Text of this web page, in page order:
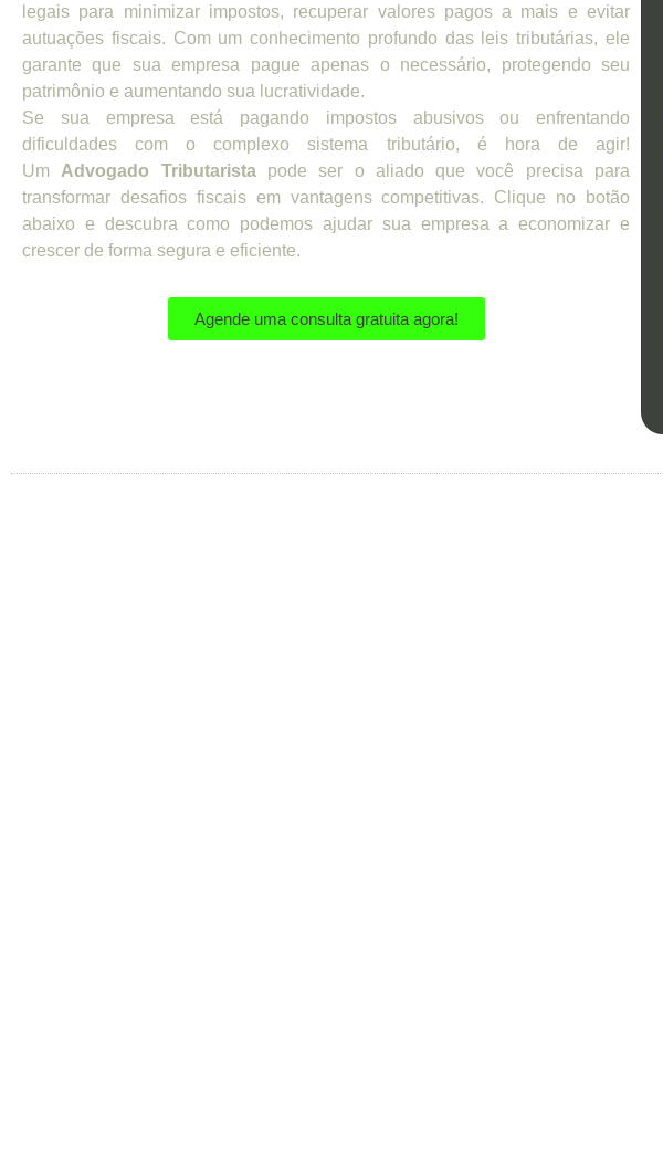
legais para minimizar impostos, recuperar valores pagos a mais e evitar
autuações fiscais. Com um conhecimento profundo das leis tributárias, ele
garante que sua empresa pague apenas o necessário, protegendo seu
patrimônio e aumentando sua lucratividade.
Se sua empresa está pagando impostos abusivos ou enfrentando
dificuldades com o complexo sistema tributário, é hora de agir!
Um Advogado Tributaristapode ser o aliado que você precisa para
transformar desafios fiscais em vantagens competitivas. Clique no botão
abaixo e descubra como podemos ajudar sua empresa a economizar e
crescer de forma segura e eficiente.
Agende uma consulta gratuita agora!